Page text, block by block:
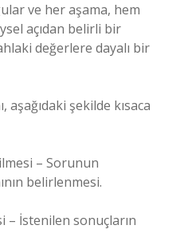
ve her aşama, hem
açıdan belirli bir
değerlere dayalı bir
aşağıdaki şekilde kısaca
– Sorunun
belirlenmesi.
– İstenilen sonuçların